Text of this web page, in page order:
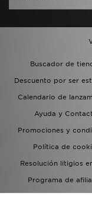
Buscador de
Descuento por ser
Calendario de
Ayuda y
Promociones y
Política de
Resolución litigios
Programa de